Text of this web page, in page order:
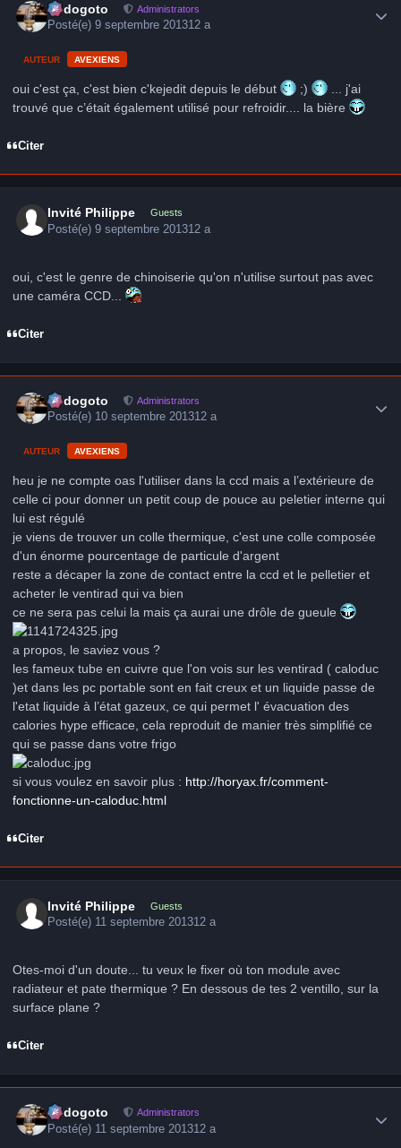
frédogoto Administrators
Posté(e)9 septembre 201312 a
AUTEUR AVEXIENS
oui c'est ça, c'est bien c'kejedit depuis le début ;)
... j'ai
trouvé que c’était également utilisé pour refroidir.... la bière
Citer
Invité Philippe Guests
Posté(e)9 septembre 201312 a
oui, c'est le genre de chinoiserie qu'on n'utilise surtout pas avec
une caméra CCD...
Citer
frédogoto Administrators
Posté(e) 10 septembre 201312 a
AUTEUR AVEXIENS
heu je ne compte oas l'utiliser dans la ccd mais a l’extérieure de
celle ci pour donner un petit coup de pouce au peletier interne qui
lui est régulé
je viens de trouver un colle thermique, c'est une colle composée
d'un énorme pourcentage de particule d'argent
reste a décaper la zone de contact entre la ccd et le pelletier et
acheter le ventirad qui va bien
ce ne sera pas celui la mais ça aurai une drôle de gueule
a propos, le saviez vous ?
les fameux tube en cuivre que l'on vois sur les ventirad ( caloduc
)et dans les pc portable sont en fait creux et un liquide passe de
l'etat liquide à l’état gazeux, ce qui permet l' évacuation des
calories hype efficace, cela reproduit de manier très simplifié ce
qui se passe dans votre frigo
si vous voulez en savoir plus : http://horyax.fr/comment-
fonctionne-un-caloduc.html
Citer
Invité Philippe Guests
Posté(e) 11 septembre 201312 a
Otes-moi d'un doute... tu veux le fixer où ton module avec
radiateur et pate thermique ? En dessous de tes 2 ventillo, sur la
surface plane ?
Citer
frédogoto Administrators
Posté(e) 11 septembre 201312 a